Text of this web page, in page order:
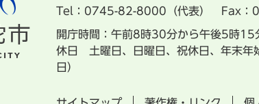
Tel：0745-82-8000（代表） Fax：
開庁時間：午前8時30分から午後5時15
休日 土曜日、日曜日、祝休日、年末
日）